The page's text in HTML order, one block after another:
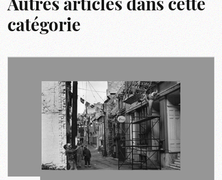
Autres articles dans cette
catégorie